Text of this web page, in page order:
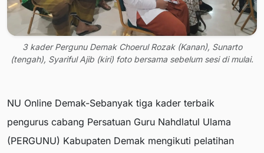
3 kader Pergunu Demak Choerul Rozak (Kanan), Sunarto
(tengah), Syariful Ajib (kiri) foto bersama sebelum sesi di mulai.
NU Online Demak-Sebanyak tiga kader terbaik
pengurus cabang Persatuan Guru Nahdlatul Ulama
(PERGUNU) Kabupaten Demak mengikuti pelatihan